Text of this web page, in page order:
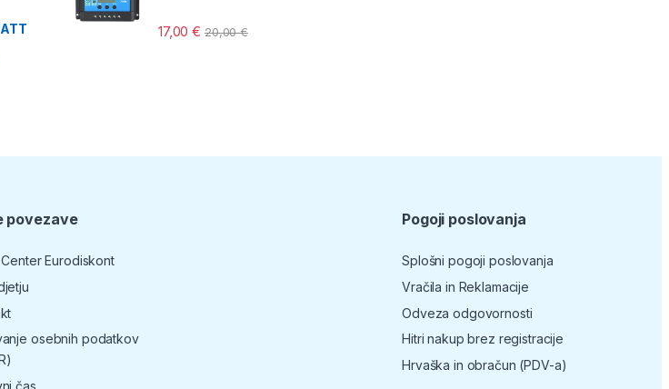
17,00€ 20,00€
povezave
Eurodiskont
osebnih podatkov
čas
Pogoji poslovanja
Splošni pogoji poslovanja
Vračila in Reklamacije
Odveza odgovornosti
Hitri nakup brez registracije
Hrvaška in obračun (PDV-a)